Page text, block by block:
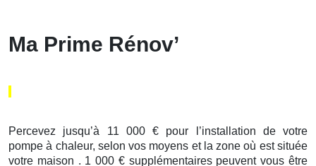
Ma Prime Rénov’
Percevez jusqu’à 11 000 € pour l’installation de votre
pompe à chaleur, selon vos moyens et la zone où est située
votre maison . 1 000 € supplémentaires peuvent vous être